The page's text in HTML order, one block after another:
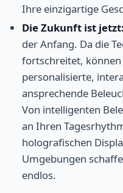
Ihre einzigartige
Die Zukunft ist jetzt:
der Anfang. Da die
fortschreitet,
personalisierte,
ansprechende
Von intelligenten
an Ihren
holografischen
Umgebungen
endlos.